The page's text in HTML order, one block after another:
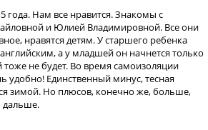
года. Нам все нравится. Знакомы с
и Юлией Владимировной. Все они
нравятся детям. У старшего ребенка
а у младшей он начнется только
тоже не будет. Во время самоизоляции
удобно! Единственный минус, тесная
зимой. Но плюсов, конечно же, больше,
дальше.